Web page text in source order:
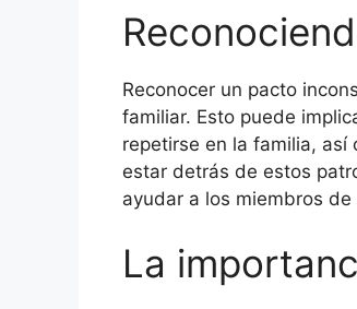
Reconocer un pacto
familiar. Esto puede
repetirse en la familia, así
estar detrás de estos
ayudar a los miembros
La